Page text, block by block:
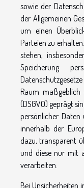
sowie der
der Allgemeinen
um einen
Parteien zu
stehen,
Speicherung
Raum maßgeblich
(DSGVO) geprägt
persönlicher
innerhalb der
dazu, transparent
und diese nur mit
verarbeiten.
Bei Unsicherheiten